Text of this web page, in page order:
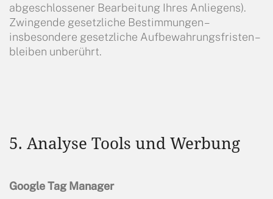
abgeschlossener Bearbeitung Ihres Anliegens).
Zwingende gesetzliche Bestimmungen –
insbesondere gesetzliche Aufbewahrungsfristen –
bleiben unberührt.
5. Analyse Tools und Werbung
Google Tag Manager